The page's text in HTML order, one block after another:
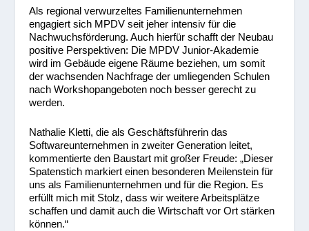
Als regional verwurzeltes Familienunternehmen
engagiert sich MPDV seit jeher intensiv für die
Nachwuchsförderung. Auch hierfür schafft der Neubau
positive Perspektiven: Die MPDV Junior-Akademie
wird im Gebäude eigene Räume beziehen, um somit
der wachsenden Nachfrage der umliegenden Schulen
nach Workshopangeboten noch besser gerecht zu
werden.
Nathalie Kletti, die als Geschäftsführerin das
Softwareunternehmen in zweiter Generation leitet,
kommentierte den Baustart mit großer Freude: „Dieser
Spatenstich markiert einen besonderen Meilenstein für
uns als Familienunternehmen und für die Region. Es
erfüllt mich mit Stolz, dass wir weitere Arbeitsplätze
schaffen und damit auch die Wirtschaft vor Ort stärken
können.“